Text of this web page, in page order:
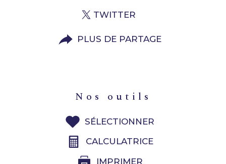
TWITTER
PLUS DE PARTAGE
nos outils
SÉLECTIONNER
CALCULATRICE
IMPRIMER